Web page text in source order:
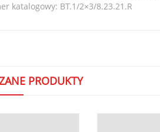
katalogowy: BT.1/2×3/8.23.21.R
PRODUKTY